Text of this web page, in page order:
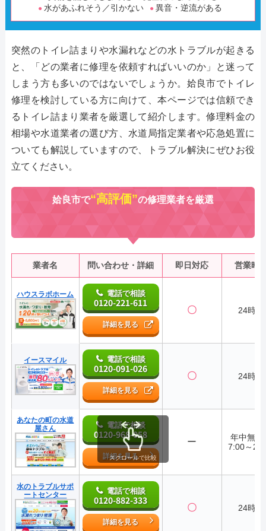
水があふれそう／引かない
異音・逆流がある
突然のトイレ詰まりや水漏れなどの水トラブルが起きる
と、「どの業者に修理を依頼すればいいのか」と迷って
しまう方も多いのではないでしょうか。姶良市でトイレ
修理を検討している方に向けて、本ページでは信頼でき
るトイレ詰まり業者を厳選して紹介します。修理料金の
相場や水道業者の選び方、水道局指定業者や応急処置に
ついても解説していますので、トラブル解決にぜひお役
立てください。
姶良市で“高評価”の修理業者を厳選
業者名 問い合わせ・詳細 即日対応 営業時
ハウスラボホーム 電話で相談
0120-221-611
詳細を見る
〇 24時間
イースマイル 電話で相談
0120-091-026
詳細を見る
〇 24時間
あなたの町の水道
屋さん
電話で相談
0120-968-058
詳細を見る
ー
年中無
7:00～
水のトラブルサポ
ートセンター
電話で相談
0120-882-333
詳細を見る
〇 24時間
スクロールで比較